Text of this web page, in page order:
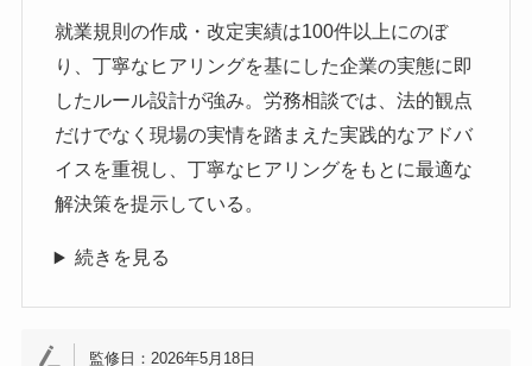
就業規則の作成・改定実績は100件以上にのぼ
り、丁寧なヒアリングを基にした企業の実態に即
したルール設計が強み。労務相談では、法的観点
だけでなく現場の実情を踏まえた実践的なアドバ
イスを重視し、丁寧なヒアリングをもとに最適な
解決策を提示している。
続きを見る
監修日：2026年5月18日